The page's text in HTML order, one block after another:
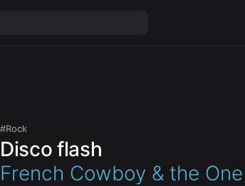
Rock
Disco flash
French Cowboy & the One